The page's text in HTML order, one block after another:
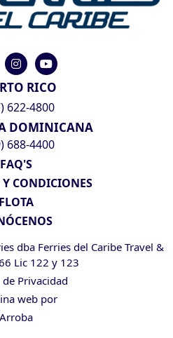
RICO
622-4800
DOMINICANA
688-4400
FAQ'S
CONDICIONES
FLOTA
dba Ferries del Caribe Travel &
Lic 122 y 123
Privacidad
web por
Arroba